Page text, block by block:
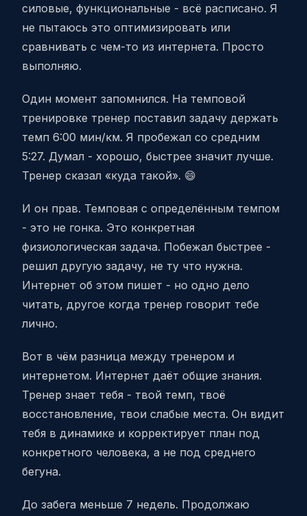
силовые, функциональные - всё расписано. Я
не пытаюсь это оптимизировать или
сравнивать с чем-то из интернета. Просто
выполняю.
Один момент запомнился. На темповой
тренировке тренер поставил задачу держать
темп 6:00 мин/км. Я пробежал со средним
5:27. Думал - хорошо, быстрее значит лучше.
Тренер сказал «куда такой». 😄
И он прав. Темповая с определённым темпом
- это не гонка. Это конкретная
физиологическая задача. Побежал быстрее -
решил другую задачу, не ту что нужна.
Интернет об этом пишет - но одно дело
читать, другое когда тренер говорит тебе
лично.
Вот в чём разница между тренером и
интернетом. Интернет даёт общие знания.
Тренер знает тебя - твой темп, твоё
восстановление, твои слабые места. Он видит
тебя в динамике и корректирует план под
конкретного человека, а не под среднего
бегуна.
До забега меньше 7 недель. Продолжаю